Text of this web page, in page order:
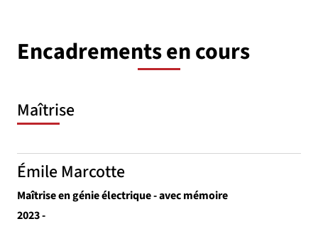
Encadrements en cours
Maîtrise
Émile Marcotte
Maîtrise en génie électrique - avec mémoire
2023 -